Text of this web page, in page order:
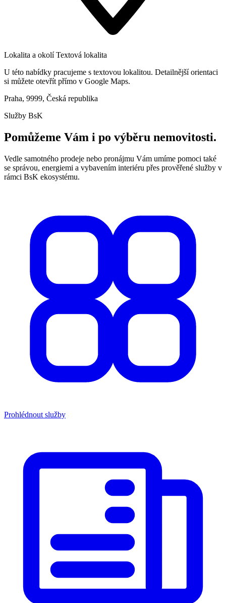
Lokalita a okolí Textová lokalita
U této nabídky pracujeme s textovou lokalitou. Detailnější orientaci
si můžete otevřít přímo v Google Maps.
Praha, 9999, Česká republika
Služby BsK
Pomůžeme Vám i po výběru nemovitosti.
Vedle samotného prodeje nebo pronájmu Vám umíme pomoci také
se správou, energiemi a vybavením interiéru přes prověřené služby v
rámci BsK ekosystému.
Prohlédnout služby